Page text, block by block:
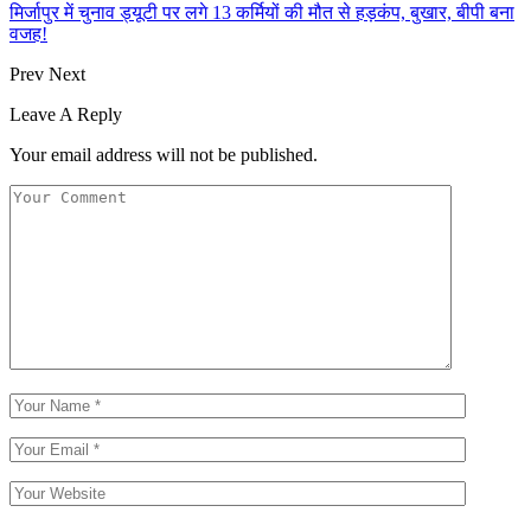
मिर्जापुर में चुनाव ड्यूटी पर लगे 13 कर्मियों की मौत से हड़कंप, बुखार, बीपी बना
वजह!
Prev Next
Leave A Reply
Your email address will not be published.